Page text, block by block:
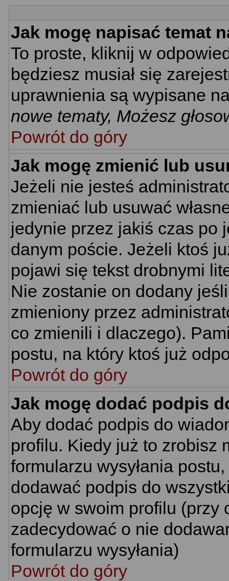
Jak mogę napisać temat
To proste, kliknij w
będziesz musiał się
uprawnienia są wypisane
nowe tematy, Możesz
Powrót do góry
Jak mogę zmienić lub
Jeżeli nie jesteś
zmieniać lub usuwać
jedynie przez jakiś czas
danym poście. Jeżeli ktoś
pojawi się tekst drobnymi
Nie zostanie on dodany
zmieniony przez
co zmienili i dlaczego).
postu, na który ktoś już
Powrót do góry
Jak mogę dodać podpis
Aby dodać podpis do
profilu. Kiedy już to zrobisz
formularzu wysyłania
dodawać podpis do
opcję w swoim profilu (przy
zadecydować o nie
formularzu wysyłania)
Powrót do góry